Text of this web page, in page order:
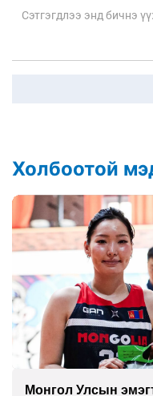
Холбоотой
К.Роналдугийн